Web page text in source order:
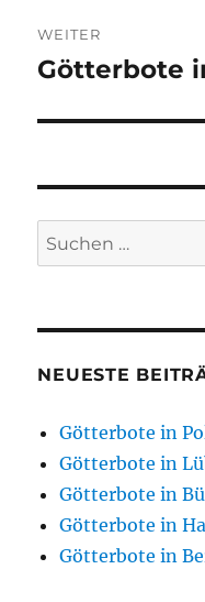
WEITER
Nächster
Götterbote
Suchen
nach:
NEUESTE
Götterbote in
Götterbote in
Götterbote in
Götterbote in
Götterbote in